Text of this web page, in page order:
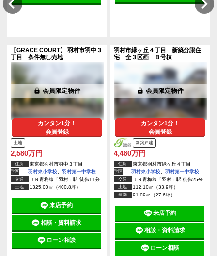
【GRACE COURT】 羽村市羽中３
丁目 条件無し売地
lock会員限定物件
カンタン1分！
会員登録
土地
2,580万円
住所 東京都羽村市羽中３丁目
学区 羽村東小学校 、羽村第一中学校
交通 ＪＲ青梅線「羽村」駅 徒歩11分
土地 1325.00㎡（400.8坪）
来店予約
相談・資料請求
ローン相談
羽村市緑ヶ丘４丁目 新築分譲住
宅 全３区画 Ｂ号棟
lock 会員限定物件
カンタン1分！
会員登録
新築戸建
4,460万円
住所 東京都羽村市緑ヶ丘４丁目
学区 羽村東小学校 、羽村第一中学校
交通 ＪＲ青梅線「羽村」駅 徒歩25分
土地 112.10㎡（33.9坪）
建物 91.09㎡（27.6坪）
来店予約
相談・資料請求
ローン相談